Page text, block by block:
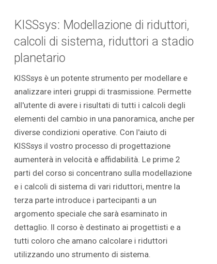
KISSsys: Modellazione di riduttori,
calcoli di sistema, riduttori a stadio
planetario
KISSsys è un potente strumento per modellare e
analizzare interi gruppi di trasmissione. Permette
all'utente di avere i risultati di tutti i calcoli degli
elementi del cambio in una panoramica, anche per
diverse condizioni operative. Con l'aiuto di
KISSsys il vostro processo di progettazione
aumenterà in velocità e affidabilità. Le prime 2
parti del corso si concentrano sulla modellazione
e i calcoli di sistema di vari riduttori, mentre la
terza parte introduce i partecipanti a un
argomento speciale che sarà esaminato in
dettaglio. Il corso è destinato ai progettisti e a
tutti coloro che amano calcolare i riduttori
utilizzando uno strumento di sistema.